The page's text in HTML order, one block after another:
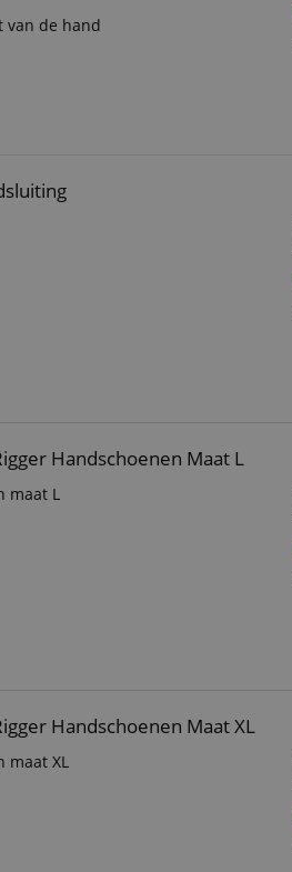
van de hand
Handschoenen Maat L
maat L
Handschoenen Maat XL
maat XL